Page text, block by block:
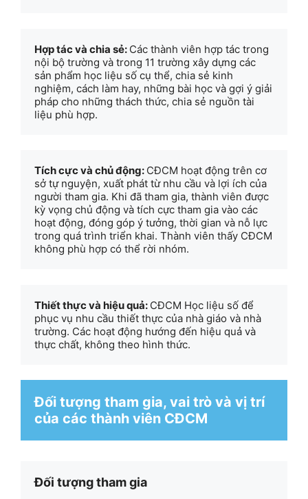
Hợp tác và chia sẻ: Các thành viên hợp tác trong
nội bộ trường và trong 11 trường xây dựng các
sản phẩm học liệu số cụ thể, chia sẻ kinh
nghiệm, cách làm hay, những bài học và gợi ý giải
pháp cho những thách thức, chia sẻ nguồn tài
liệu phù hợp.
Tích cực và chủ động: CĐCM hoạt động trên cơ
sở tự nguyện, xuất phát từ nhu cầu và lợi ích của
người tham gia. Khi đã tham gia, thành viên được
kỳ vọng chủ động và tích cực tham gia vào các
hoạt động, đóng góp ý tưởng, thời gian và nỗ lực
trong quá trình triển khai. Thành viên thấy CĐCM
không phù hợp có thể rời nhóm.
Thiết thực và hiệu quả: CĐCM Học liệu số để
phục vụ nhu cầu thiết thực của nhà giáo và nhà
trường. Các hoạt động hướng đến hiệu quả và
thực chất, không theo hình thức.
Đối tượng tham gia, vai trò và vị trí
của các thành viên CĐCM
Đối tượng tham gia